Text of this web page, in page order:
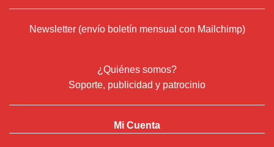
Newsletter (envío boletín mensual con Mailchimp)
¿Quiénes somos?
Soporte, publicidad y patrocinio
Mi Cuenta